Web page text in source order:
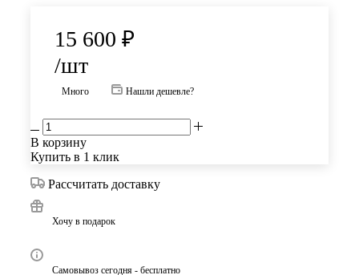
15 600 ₽
/шт
Много Нашли дешевле?
В корзину
Купить в 1 клик
Рассчитать доставку
Хочу в подарок
Самовывоз сегодня - бесплатно